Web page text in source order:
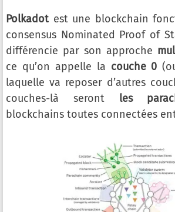
Polkadot est une blockchain
consensus Nominated Proof of
différencie par son approche
ce qu’on appelle la couche 0
laquelle va reposer d’autres
couches-là seront les
blockchains toutes connectées